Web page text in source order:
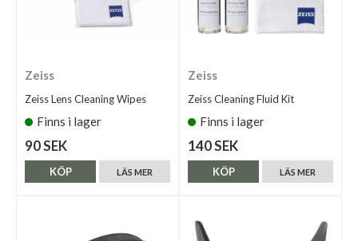
Zeiss
Zeiss Lens Cleaning Wipes
Finns i lager
90 SEK
LÄS MER
KÖP
Zeiss
Zeiss Cleaning Fluid Kit
Finns i lager
140 SEK
LÄS MER
KÖP